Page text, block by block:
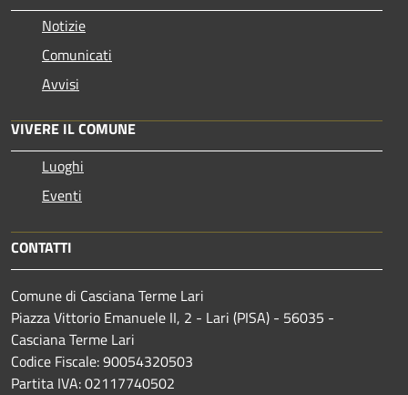
Notizie
Comunicati
Avvisi
VIVERE IL COMUNE
Luoghi
Eventi
CONTATTI
Comune di Casciana Terme Lari
Piazza Vittorio Emanuele II, 2 - Lari (PISA) - 56035 -
Casciana Terme Lari
Codice Fiscale: 90054320503
Partita IVA: 02117740502